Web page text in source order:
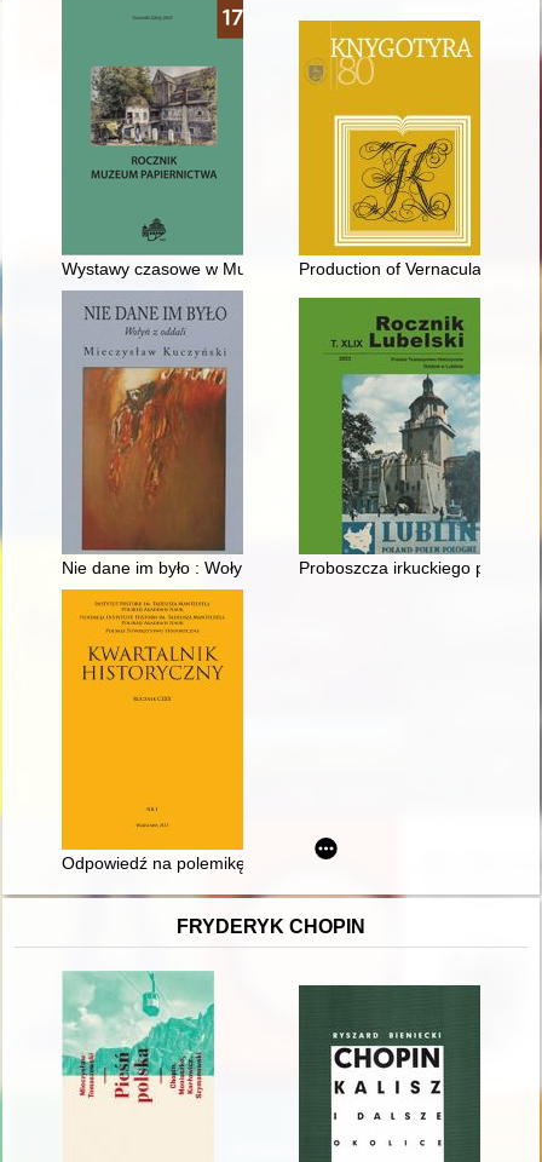
Wystawy czasowe w Muzeum Papiernictwa w 2022 roku
Production of Vernacular
Nie dane im było : Wołyń z oddaliProboszcza irkuckiego pismo
Odpowiedź na polemikę Krzysztofa Benyskiewicza
FRYDERYK CHOPIN